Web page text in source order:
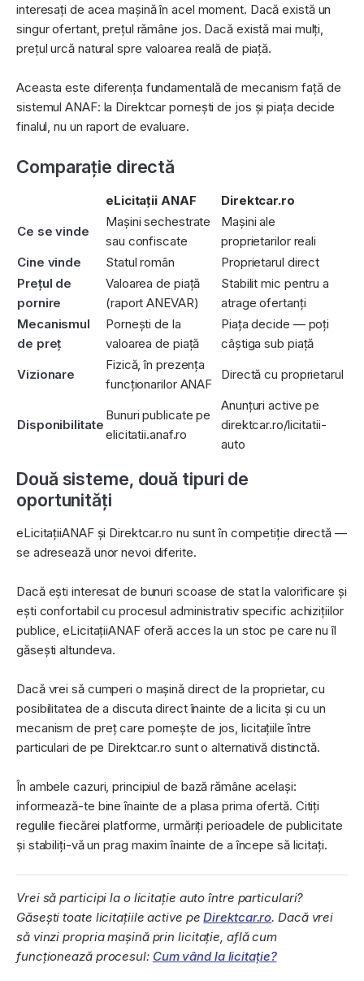
interesați de acea mașină în acel moment. Dacă există un
singur ofertant, prețul rămâne jos. Dacă există mai mulți,
prețul urcă natural spre valoarea reală de piață.
Aceasta este diferența fundamentală de mecanism față de
sistemul ANAF: la Direktcar pornești de jos și piața decide
finalul, nu un raport de evaluare.
Comparație directă
eLicitații ANAF
Direktcar.ro
Ce se vinde
Mașini sechestrate
sau confiscate
Mașini ale
proprietarilor reali
Cine vinde
Statul român
Proprietarul direct
Prețul de
pornire
Valoarea de piață
(raport ANEVAR)
Stabilit mic pentru a
atrage ofertanți
Mecanismul
de preț
Pornești de la
valoarea de piață
Piața decide — poți
câștiga sub piață
Vizionare
Fizică, în prezența
funcționarilor ANAF
Directă cu proprietarul
Disponibilitate
Bunuri publicate pe
elicitatii.anaf.ro
Anunțuri active pe
direktcar.ro/licitatii-
auto
Două sisteme, două tipuri de
oportunități
eLicitațiiANAF și Direktcar.ro nu sunt în competiție directă —
se adresează unor nevoi diferite.
Dacă ești interesat de bunuri scoase de stat la valorificare și
ești confortabil cu procesul administrativ specific achizițiilor
publice, eLicitațiiANAF oferă acces la un stoc pe care nu îl
găsești altundeva.
Dacă vrei să cumperi o mașină direct de la proprietar, cu
posibilitatea de a discuta direct înainte de a licita și cu un
mecanism de preț care pornește de jos, licitațiile între
particulari de pe Direktcar.ro sunt o alternativă distinctă.
În ambele cazuri, principiul de bază rămâne același:
informează-te bine înainte de a plasa prima ofertă. Citiți
regulile fiecărei platforme, urmăriți perioadele de publicitate
și stabiliți-vă un prag maxim înainte de a începe să licitați.
Vrei să participi la o licitație auto între particulari?
Găsești toate licitațiile active peDirektcar.ro. Dacă vrei
să vinzi propria mașină prin licitație, află cum
funcționează procesul: Cum vând la licitație?